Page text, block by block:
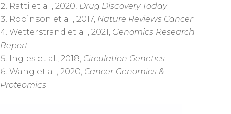
Ratti et al., 2020, Drug Discovery Today
Robinson et al., 2017, Nature Reviews Cancer
Wetterstrand et al., 2021, Genomics Research
Report
Ingles et al., 2018, Circulation Genetics
Wang et al., 2020, Cancer Genomics &
Proteomics